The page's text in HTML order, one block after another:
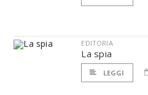
EDITORIA
La spia
LEGGI